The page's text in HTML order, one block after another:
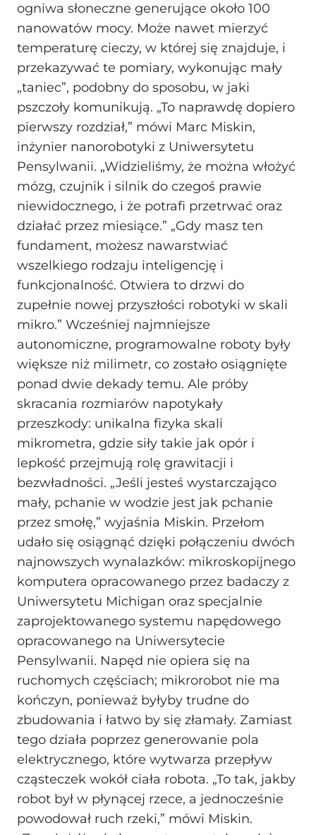
ogniwa słoneczne generujące około 100
nanowatów mocy. Może nawet mierzyć
temperaturę cieczy, w której się znajduje, i
przekazywać te pomiary, wykonując mały
„taniec”, podobny do sposobu, w jaki
pszczoły komunikują. „To naprawdę dopiero
pierwszy rozdział,” mówi Marc Miskin,
inżynier nanorobotyki z Uniwersytetu
Pensylwanii. „Widzieliśmy, że można włożyć
mózg, czujnik i silnik do czegoś prawie
niewidocznego, i że potrafi przetrwać oraz
działać przez miesiące.” „Gdy masz ten
fundament, możesz nawarstwiać
wszelkiego rodzaju inteligencję i
funkcjonalność. Otwiera to drzwi do
zupełnie nowej przyszłości robotyki w skali
mikro.” Wcześniej najmniejsze
autonomiczne, programowalne roboty były
większe niż milimetr, co zostało osiągnięte
ponad dwie dekady temu. Ale próby
skracania rozmiarów napotykały
przeszkody: unikalna fizyka skali
mikrometra, gdzie siły takie jak opór i
lepkość przejmują rolę grawitacji i
bezwładności. „Jeśli jesteś wystarczająco
mały, pchanie w wodzie jest jak pchanie
przez smołę,” wyjaśnia Miskin. Przełom
udało się osiągnąć dzięki połączeniu dwóch
najnowszych wynalazków: mikroskopijnego
komputera opracowanego przez badaczy z
Uniwersytetu Michigan oraz specjalnie
zaprojektowanego systemu napędowego
opracowanego na Uniwersytecie
Pensylwanii. Napęd nie opiera się na
ruchomych częściach; mikrorobot nie ma
kończyn, ponieważ byłyby trudne do
zbudowania i łatwo by się złamały. Zamiast
tego działa poprzez generowanie pola
elektrycznego, które wytwarza przepływ
cząsteczek wokół ciała robota. „To tak, jakby
robot był w płynącej rzece, a jednocześnie
powodował ruch rzeki,” mówi Miskin.